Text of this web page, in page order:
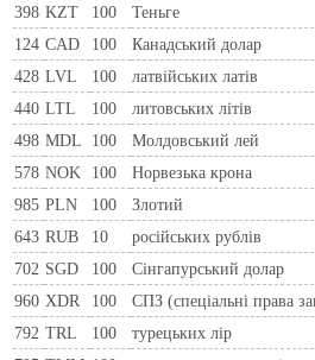
398 KZT 100 Теньге
124 CAD 100 Канадський долар
428 LVL 100 латвійських латів
440 LTL 100 литовських літів
498 MDL 100 Молдовський лей
578 NOK 100 Норвезька крона
985 PLN 100 Злотий
643 RUB 10 російських рублів
702 SGD 100 Сінгапурський долар
960 XDR 100 СПЗ (спеціальні права
792 TRL 100 турецьких лір